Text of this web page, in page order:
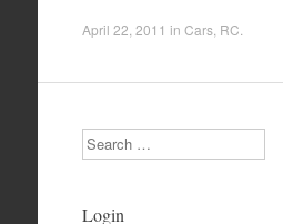
April 22, 2011 in Cars, RC
Search
Login